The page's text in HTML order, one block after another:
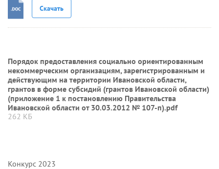
Скачать
Порядок предоставления социально ориентированным
некоммерческим организациям, зарегистрированным и
действующим на территории Ивановской области,
грантов в форме субсидий (грантов Ивановской области)
(приложение 1 к постановлению Правительства
Ивановской области от 30.03.2012 № 107-п).pdf
262 КБ
Конкурс 2023